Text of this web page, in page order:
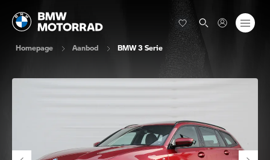
Homepage Aanbod BMW 3 Serie